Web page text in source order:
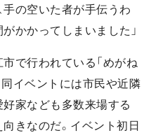
手の空いた者が手伝うわ
かかってしまいました」
で行われている「めがね
同イベントには市民や近隣
好家なども多数来場する
きなのだ。イベント初日